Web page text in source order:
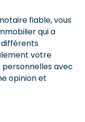
fiable, vous
qui a
différents
votre
avec
opinion et